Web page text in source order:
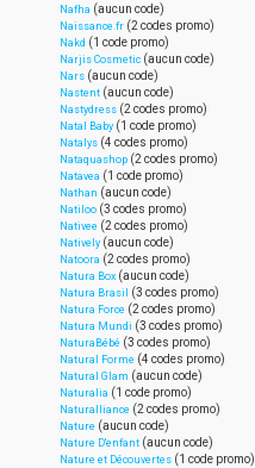
Nafha (aucun code)
Naissance.fr (2 codes promo)
Nakd (1 code promo)
Narjis Cosmetic (aucun code)
Nars (aucun code)
Nastent (aucun code)
Nastydress (2 codes promo)
Natal Baby (1 code promo)
Natalys (4 codes promo)
Nataquashop (2 codes promo)
Natavea (1 code promo)
Nathan (aucun code)
Natiloo (3 codes promo)
Nativee (2 codes promo)
Natively (aucun code)
Natoora (2 codes promo)
Natura Box (aucun code)
Natura Brasil (3 codes promo)
Natura Force (2 codes promo)
Natura Mundi (3 codes promo)
NaturaBébé (3 codes promo)
Natural Forme (4 codes promo)
Natural Glam (aucun code)
Naturalia (1 code promo)
Naturalliance (2 codes promo)
Nature (aucun code)
Nature D'enfant (aucun code)
Nature et Découvertes (1 code promo)